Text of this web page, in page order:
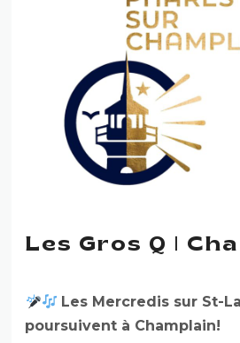
Les Gros Q |
Les Mercredis sur St-
poursuivent à Champlain!